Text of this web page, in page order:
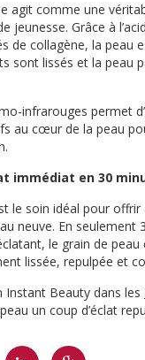
agit comme une
jeunesse. Grâce à
de collagène, la peau
sont lissés et la peau
infrarouges permet
au cœur de la peau
immédiat en 30
le soin idéal pour offrir
neuve. En seulement
le grain de peau
lissée, repulpée et
Instant Beauty dans les
un coup d’éclat